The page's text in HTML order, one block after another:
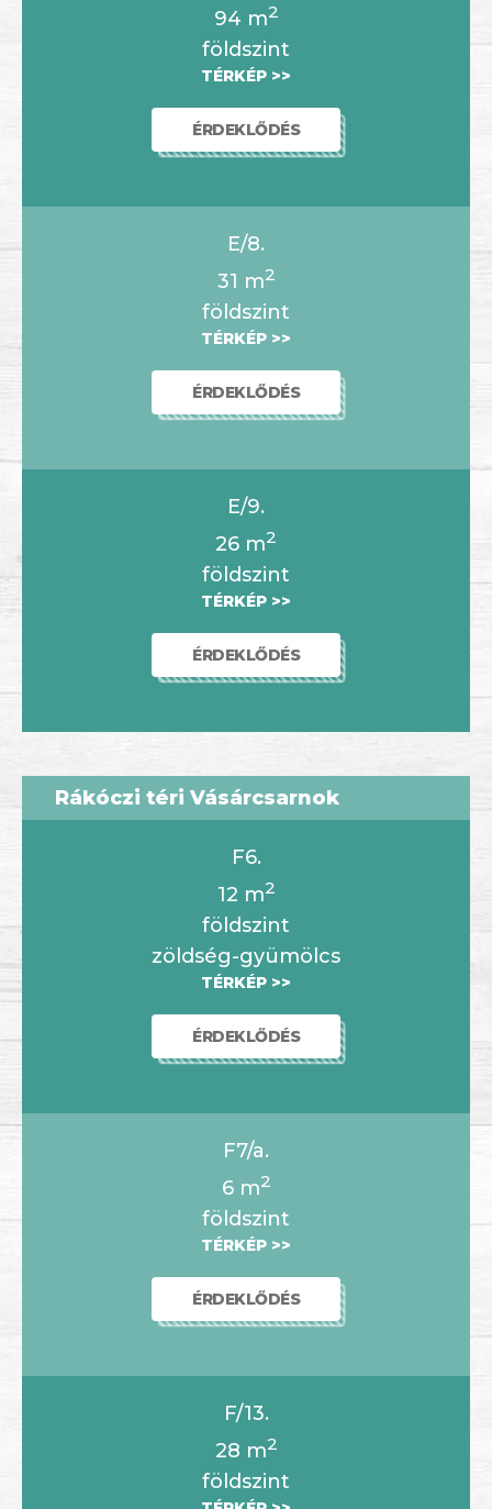
94 m2
földszint
TÉRKÉP >>
ÉRDEKLŐDÉS
E/8.
31 m2
földszint
TÉRKÉP >>
ÉRDEKLŐDÉS
E/9.
26 m2
földszint
TÉRKÉP >>
ÉRDEKLŐDÉS
Rákóczi téri Vásárcsarnok
F6.
12 m2
földszint
zöldség-gyümölcs
TÉRKÉP >>
ÉRDEKLŐDÉS
F7/a.
6 m2
földszint
TÉRKÉP >>
ÉRDEKLŐDÉS
F/13.
28 m2
földszint